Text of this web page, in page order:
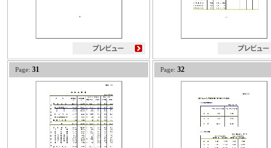
Page: 31 Page: 32